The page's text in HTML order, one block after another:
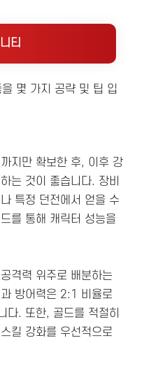
티
몇 가지 공략 및 팁 입
지만 확보한 후, 이후 강
는 것이 좋습니다. 장비
특정 던전에서 얻을 수
를 통해 캐릭터 성능을
격력 위주로 배분하는
방어력은 2:1 비율로
다. 또한, 골드를 적절히
킬 강화를 우선적으로